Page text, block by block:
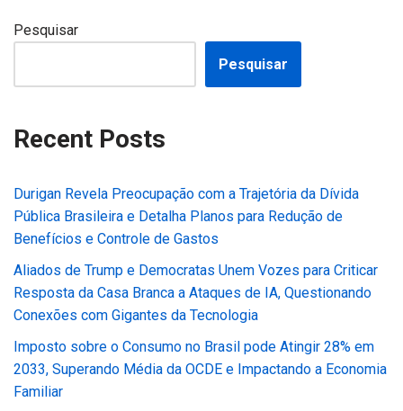
Pesquisar
Pesquisar
Recent Posts
Durigan Revela Preocupação com a Trajetória da Dívida
Pública Brasileira e Detalha Planos para Redução de
Benefícios e Controle de Gastos
Aliados de Trump e Democratas Unem Vozes para Criticar
Resposta da Casa Branca a Ataques de IA, Questionando
Conexões com Gigantes da Tecnologia
Imposto sobre o Consumo no Brasil pode Atingir 28% em
2033, Superando Média da OCDE e Impactando a Economia
Familiar